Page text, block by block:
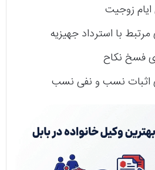
ایام زوجیت
با استرداد جهیزیه
فسخ نکاح
اثبات نسب و نفی نسب